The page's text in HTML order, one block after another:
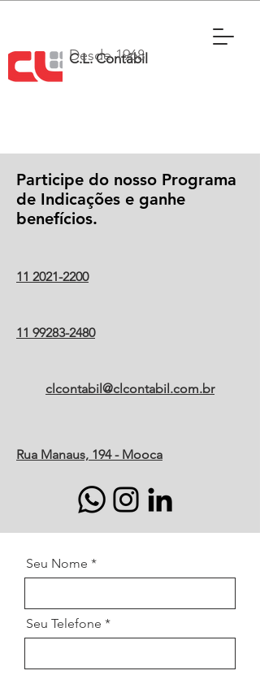
C.L. Contábil
Desde 1968
Participe do nosso Programa
de Indicações e ganhe
benefícios.
11 2021-2200
11 99283-2480
clcontabil@clcontabil.com.br
Rua Manaus, 194 - Mooca
Seu Nome
Seu Telefone